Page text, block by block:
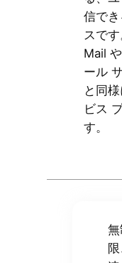
信で
スで
Mail
ール
と同
ビス
す。